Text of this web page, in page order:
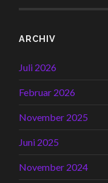
ARCHIV
Juli 2026
Februar 2026
November 2025
Juni 2025
November 2024